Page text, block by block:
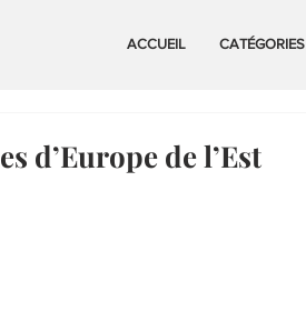
ACCUEIL CATÉGORIES
d’Europe de l’Est